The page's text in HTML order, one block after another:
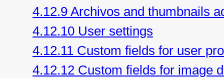
4.12.9 Archivos and thumbnails
4.12.10 User settings
4.12.11 Custom fields for user
4.12.12 Custom fields for image